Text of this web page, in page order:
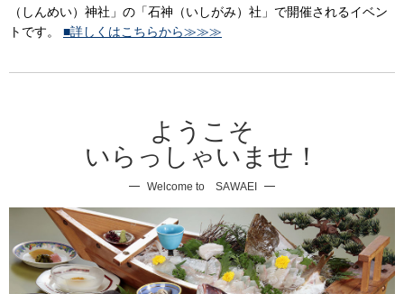
（しんめい）神社」の「石神（いしがみ）社」で開催されるイベン
トです。 ■詳しくはこちらから≫≫≫
ようこそ
いらっしゃいませ！
Welcome to SAWAEI